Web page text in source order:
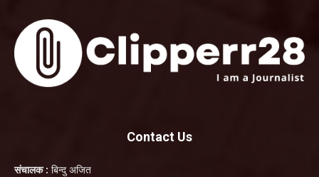
Contact Us
संचालक : बिन्दु अजित